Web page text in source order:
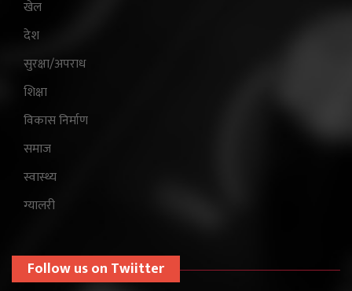
खेल
देश
सुरक्षा/अपराध
शिक्षा
विकास निर्माण
समाज
स्वास्थ्य
ग्यालरी
Follow us on Twiitter